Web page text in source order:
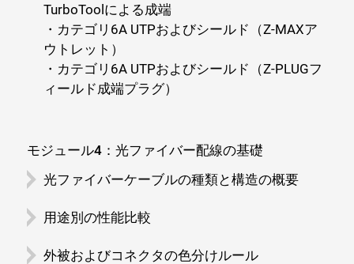
TurboToolによる成端
・カテゴリ6A UTPおよびシールド（Z-MAXア
ウトレット）
・カテゴリ6A UTPおよびシールド（Z-PLUGフ
ィールド成端プラグ）
モジュール4：光ファイバー配線の基礎
光ファイバーケーブルの種類と構造の概要
用途別の性能比較
外被およびコネクタの色分けルール